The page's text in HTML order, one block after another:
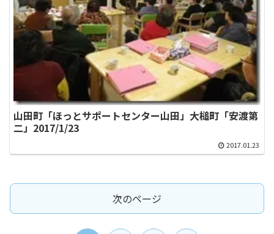
山田町「ほっとサポートセンター山田」大槌町「安渡第
二」2017/1/23
2017.01.23
次のページ